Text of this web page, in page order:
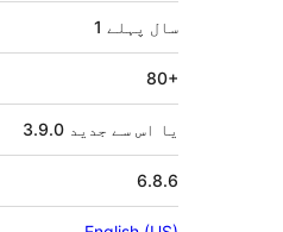
1 سال پہلے
80+
3.9.0 یا اس سے جدید
6.8.6